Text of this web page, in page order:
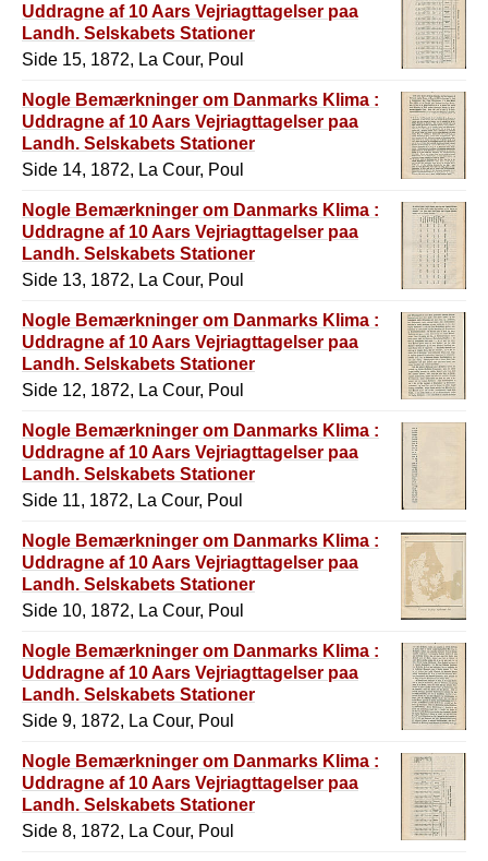
Uddragne af 10 Aars Vejriagttagelser paa
Landh. Selskabets Stationer
Side 15, 1872, La Cour, Poul
Nogle Bemærkninger om Danmarks Klima :
Uddragne af 10 Aars Vejriagttagelser paa
Landh. Selskabets Stationer
Side 14, 1872, La Cour, Poul
Nogle Bemærkninger om Danmarks Klima :
Uddragne af 10 Aars Vejriagttagelser paa
Landh. Selskabets Stationer
Side 13, 1872, La Cour, Poul
Nogle Bemærkninger om Danmarks Klima :
Uddragne af 10 Aars Vejriagttagelser paa
Landh. Selskabets Stationer
Side 12, 1872, La Cour, Poul
Nogle Bemærkninger om Danmarks Klima :
Uddragne af 10 Aars Vejriagttagelser paa
Landh. Selskabets Stationer
Side 11, 1872, La Cour, Poul
Nogle Bemærkninger om Danmarks Klima :
Uddragne af 10 Aars Vejriagttagelser paa
Landh. Selskabets Stationer
Side 10, 1872, La Cour, Poul
Nogle Bemærkninger om Danmarks Klima :
Uddragne af 10 Aars Vejriagttagelser paa
Landh. Selskabets Stationer
Side 9, 1872, La Cour, Poul
Nogle Bemærkninger om Danmarks Klima :
Uddragne af 10 Aars Vejriagttagelser paa
Landh. Selskabets Stationer
Side 8, 1872, La Cour, Poul